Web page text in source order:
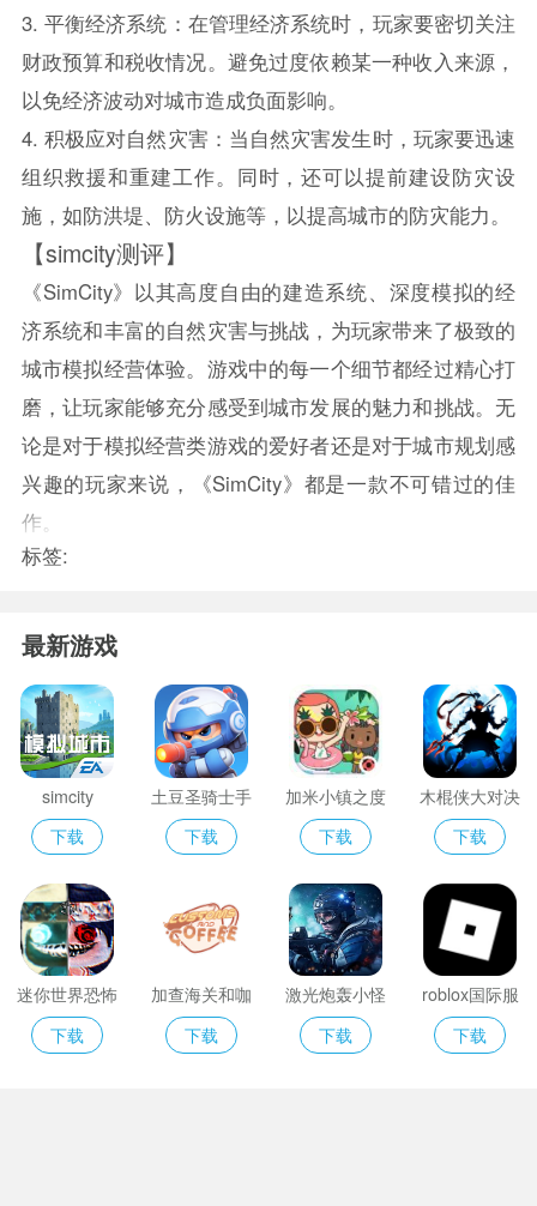
3. 平衡经济系统：在管理经济系统时，玩家要密切关注
财政预算和税收情况。避免过度依赖某一种收入来源，
以免经济波动对城市造成负面影响。
4. 积极应对自然灾害：当自然灾害发生时，玩家要迅速
组织救援和重建工作。同时，还可以提前建设防灾设
施，如防洪堤、防火设施等，以提高城市的防灾能力。
【simcity测评】
《SimCity》以其高度自由的建造系统、深度模拟的经
济系统和丰富的自然灾害与挑战，为玩家带来了极致的
城市模拟经营体验。游戏中的每一个细节都经过精心打
磨，让玩家能够充分感受到城市发展的魅力和挑战。无
论是对于模拟经营类游戏的爱好者还是对于城市规划感
兴趣的玩家来说，《SimCity》都是一款不可错过的佳
作。
标签:
最新游戏
simcity
下载
土豆圣骑士手
游
下载
加米小镇之度
假旅行
下载
木棍侠大对决
下载
迷你世界恐怖
版ZM
下载
加查海关和咖
啡2025
下载
激光炮轰小怪
2选关版
下载
roblox国际服
官网入口
下载